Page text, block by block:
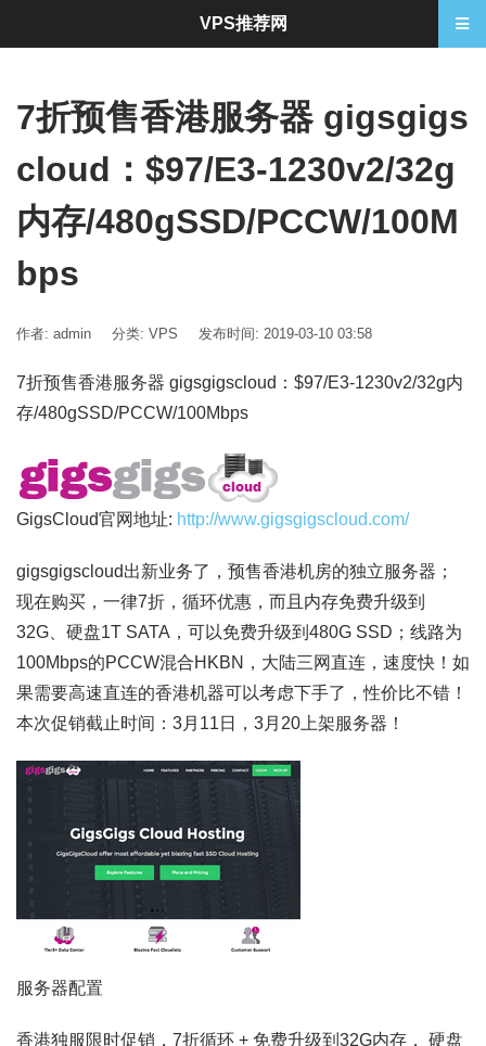
7折预售香港服务器 gigsgigs
cloud：$97/E3-1230v2/32g
内存/480gSSD/PCCW/100M
bps
作者: admin 分类: VPS 发布时间: 2019-03-10 03:58
7折预售香港服务器 gigsgigscloud：$97/E3-1230v2/32g内
存/480gSSD/PCCW/100Mbps
GigsCloud官网地址: http://www.gigsgigscloud.com/
gigsgigscloud出新业务了，预售香港机房的独立服务器 ；
现在购买，一律7折，循环优惠，而且内存免费升级到
32G、硬盘1T SATA，可以免费升级到480G SSD；线路为
100Mbps的PCCW混合HKBN，大陆三网直连，速度快！如
果需要高速直连的香港机器可以考虑下手了，性价比不错！
本次促销截止时间：3月11日，3月20上架服务器！
服务器配置
香港独服限时促销，7折循环 + 免费升级到32G内存， 硬盘
VPS推荐网